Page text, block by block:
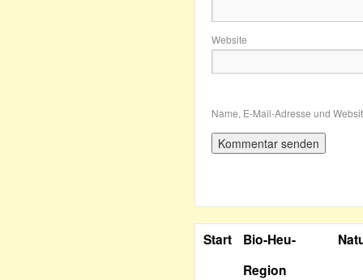
Website
Name, E-Mail-Adresse und
Start
Bio-Heu-
Region